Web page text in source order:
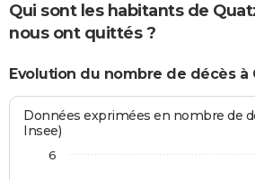
Qui sont les habitants de
nous ont quittés ?
Evolution du nombre de décès à
Données exprimées en nombre de
Insee)
6